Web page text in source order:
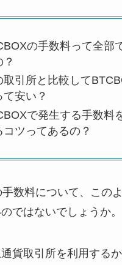
の手数料って全部
取引所と比較して
て安い？
で発生する手数料
コツってあるの？
数料について、この
ではないでしょうか。
貨取引所を利用するか